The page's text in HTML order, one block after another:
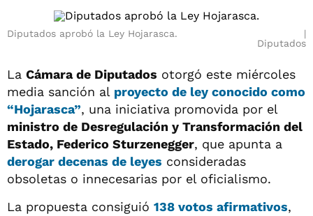
Diputados aprobó la Ley Hojarasca.
Diputados
La Cámara de Diputados otorgó este miércoles
media sanción al proyecto de ley conocido como
“Hojarasca”, una iniciativa promovida por el
ministro de Desregulación y Transformación del
Estado, Federico Sturzenegger, que apunta a
derogar decenas de leyes consideradas
obsoletas o innecesarias por el oficialismo.
La propuesta consiguió 138 votos afirmativos,